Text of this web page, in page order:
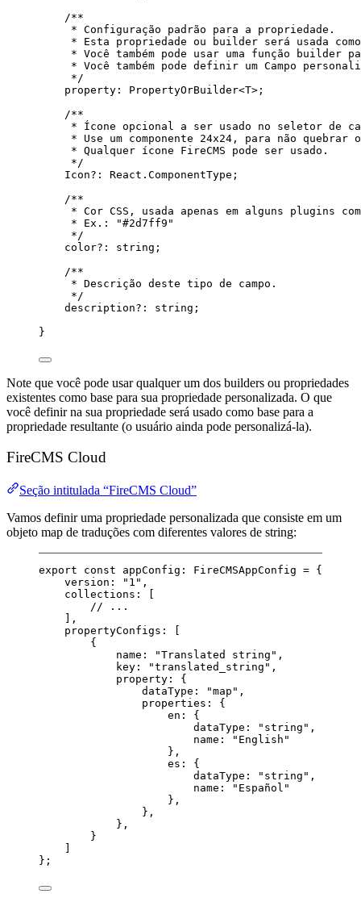
/**
* Configuração padrão para a propriedade.
* Esta propriedade ou builder será usada
* Você também pode usar uma função builder
* Você também pode definir um Campo
*/
property : PropertyOrBuilder<T>;
/**
* Ícone opcional a ser usado no seletor de
* Use um componente 24x24, para não quebrar
* Qualquer ícone FireCMS pode ser usado.
*/
Icon?: React . ComponentType ;
/**
* Cor CSS, usada apenas em alguns plugins
* Ex.: "#2d7ff9"
*/
color?: string ;
/**
* Descrição deste tipo de campo.
*/
description?: string ;
}
Note que você pode usar qualquer um dos builders ou propriedades
existentes como base para sua propriedade personalizada. O que
você definir na sua propriedade será usado como base para a
propriedade resultante (o usuário ainda pode personalizá-la).
FireCMS Cloud
Seção intitulada “FireCMS Cloud”
Vamos definir uma propriedade personalizada que consiste em um
objeto map de traduções com diferentes valores de string:
export const appConfig : FireCMSAppConfig = {
version:
"1" ,
collections: [
// ...
],
propertyConfigs: [
{
name:
"Translated string" ,
key:
"translated_string" ,
property: {
dataType:
"map" ,
properties: {
en: {
dataType:
"string" ,
name:
"English"
},
es: {
dataType:
"string" ,
name:
"Español"
},
},
},
}
};